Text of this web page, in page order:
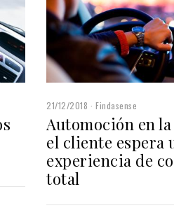
21/12/2018 Findasense
Automoción en
el cliente espera
experiencia de
total